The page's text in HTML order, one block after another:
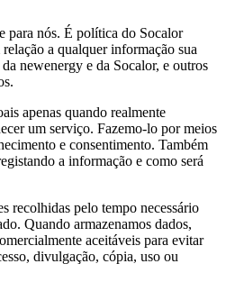
para nós. É política do Socalor
a qualquer informação sua
newenergy e da Socalor, e outros
apenas quando realmente
um serviço. Fazemo-lo por meios
e consentimento. Também
a informação e como será
recolhidas pelo tempo necessário
Quando armazenamos dados,
aceitáveis ​​para evitar
divulgação, cópia, uso ou